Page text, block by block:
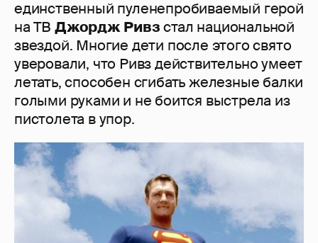
единственный пуленепробиваемый герой
на ТВ Джордж Ривзстал национальной
звездой. Многие дети после этого свято
уверовали, что Ривз действительно умеет
летать, способен сгибать железные балки
голыми руками и не боится выстрела из
пистолета в упор.